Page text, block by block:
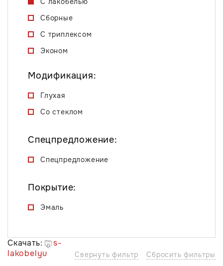
Сборные
С триплексом
Эконом
Модификация:
Глухая
Со стеклом
Спецпредложение:
Спецпредложение
Покрытие:
Эмаль
Сбросить фильтры
Свернуть фильтр
Скачать:
s-
lakobelyu